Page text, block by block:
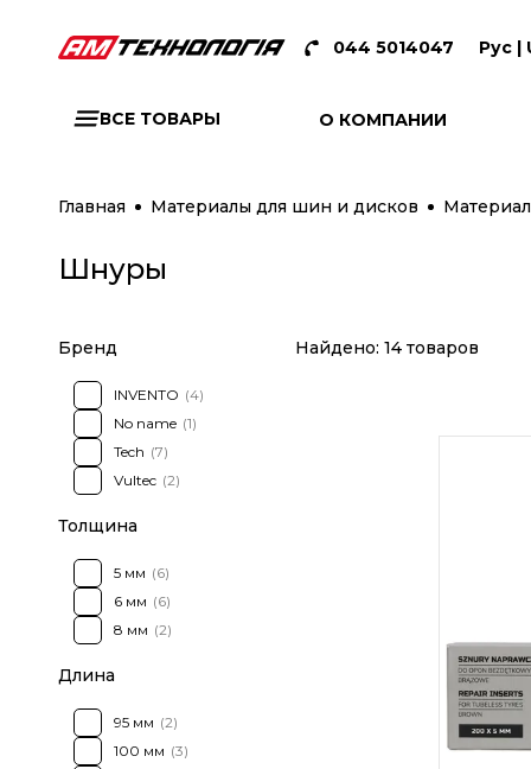
044 5014047 Рус |
ВСЕ ТОВАРЫ О КОМПАНИИ
Главная Материалы для шин и дисков
Шнуры
Бренд
INVENTO (4)
No name (1)
Tech (7)
Vultec (2)
Толщина
5 мм (6)
6 мм (6)
8 мм (2)
Длина
95 мм (2)
100 мм (3)
Найдено: 14 товаров